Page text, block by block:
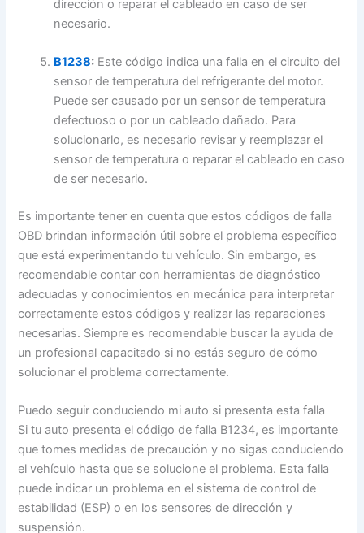
dirección o reparar el cableado en caso de ser
necesario.
B1238: Este código indica una falla en el circuito del
sensor de temperatura del refrigerante del motor.
Puede ser causado por un sensor de temperatura
defectuoso o por un cableado dañado. Para
solucionarlo, es necesario revisar y reemplazar el
sensor de temperatura o reparar el cableado en caso
de ser necesario.
Es importante tener en cuenta que estos códigos de falla
OBD brindan información útil sobre el problema específico
que está experimentando tu vehículo. Sin embargo, es
recomendable contar con herramientas de diagnóstico
adecuadas y conocimientos en mecánica para interpretar
correctamente estos códigos y realizar las reparaciones
necesarias. Siempre es recomendable buscar la ayuda de
un profesional capacitado si no estás seguro de cómo
solucionar el problema correctamente.
Puedo seguir conduciendo mi auto si presenta esta falla
Si tu auto presenta el código de falla B1234, es importante
que tomes medidas de precaución y no sigas conduciendo
el vehículo hasta que se solucione el problema. Esta falla
puede indicar un problema en el sistema de control de
estabilidad (ESP) o en los sensores de dirección y
suspensión.